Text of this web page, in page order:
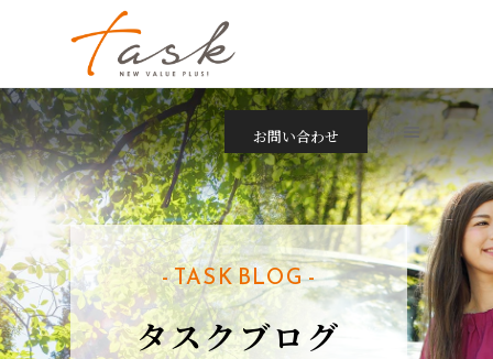
お問い合わせ
- TASK BLOG -
タスクブログ